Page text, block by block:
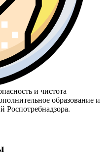
и чистота
образование и
Роспотребнадзора.